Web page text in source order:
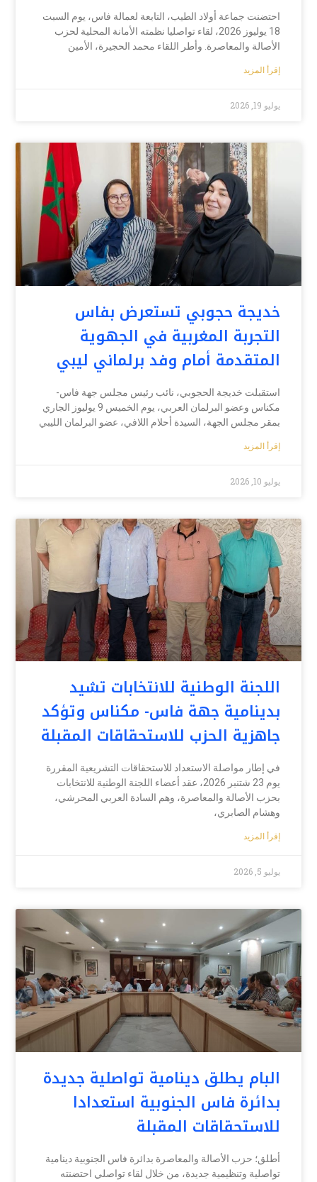
احتضنت جماعة أولاد الطيب، التابعة لعمالة فاس، يوم السبت
18 يوليوز 2026، لقاء تواصليا نظمته الأمانة المحلية لحزب
الأصالة والمعاصرة. وأطر اللقاء محمد الحجيرة، الأمين
إقرأ المزيد
يوليو 19, 2026
خديجة حجوبي تستعرض بفاس
التجربة المغربية في الجهوية
المتقدمة أمام وفد برلماني ليبي
استقبلت خديجة الحجوبي، نائب رئيس مجلس جهة فاس-
مكناس وعضو البرلمان العربي، يوم الخميس 9 يوليوز الجاري
بمقر مجلس الجهة، السيدة أحلام اللافي، عضو البرلمان الليبي
إقرأ المزيد
يوليو 10, 2026
اللجنة الوطنية للانتخابات تشيد
بدينامية جهة فاس- مكناس وتؤكد
جاهزية الحزب للاستحقاقات المقبلة
في إطار مواصلة الاستعداد للاستحقاقات التشريعية المقررة
يوم 23 شتنبر 2026، عقد أعضاء اللجنة الوطنية للانتخابات
بحزب الأصالة والمعاصرة، وهم السادة العربي المحرشي،
وهشام الصابري،
إقرأ المزيد
يوليو 5, 2026
البام يطلق دينامية تواصلية جديدة
بدائرة فاس الجنوبية استعدادا
للاستحقاقات المقبلة
أطلق؛ حزب الأصالة والمعاصرة بدائرة فاس الجنوبية دينامية
تواصلية وتنظيمية جديدة، من خلال لقاء تواصلي احتضنته